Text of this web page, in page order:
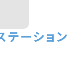
ーション